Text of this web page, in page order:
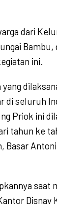
dari
ini.
di seluruh
Priok ini
tahun ke
Basar
saat
Disnav